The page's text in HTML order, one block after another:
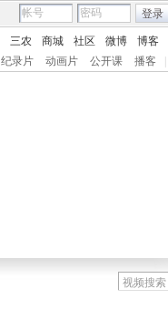
登录
三农 商城 社区 微博 博客
纪录片 动画片 公开课 播客